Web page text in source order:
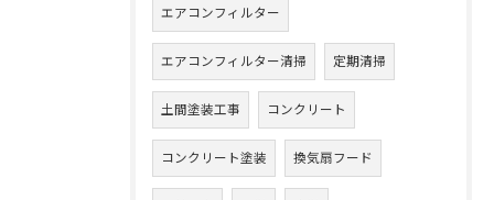
エアコンフィルター
エアコンフィルター清掃 定期清掃
土間塗装工事 コンクリート
コンクリート塗装 換気扇フード